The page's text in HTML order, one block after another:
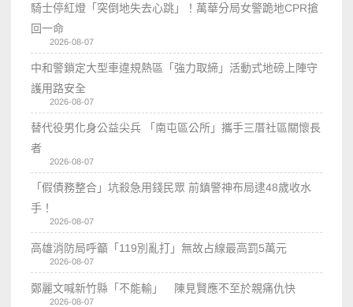
騎士停紅燈「突倒地失去心跳」！萬華分局女警跪地CPR搶
回一命
2026-08-07
中和警鎖定大型車違規熱區「強力取締」活動式地磅上陣守
護用路安全
2026-08-07
替代役男化身公益尖兵 「南屯區公所」攜手三厝社區關懷長
者
2026-08-07
「假債務整合」坑殺急用錢民眾 前鎮警神布局逮48歲收水
手！
2026-08-07
高雄消防局呼籲「119別亂打」無故占線最高罰5萬元
2026-08-07
鄭麗文喊新竹縣「不能輸」 陳見賢應不至於親痛仇快
2026-08-07